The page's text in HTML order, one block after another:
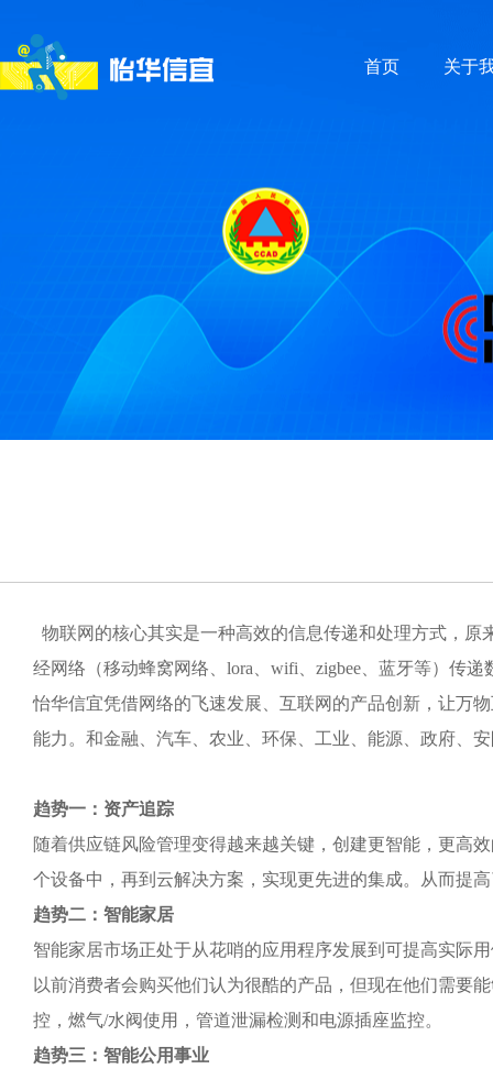
首页 关于
物联网的核心其实是一种高效的信息传递和处理方式，
经网络（移动蜂窝网络、 lora wifi zigbee 、蓝牙等）传
怡华信宜凭借网络的飞速发展 、互联网的产品创新，让万
能力。和金融、汽车、农业、环保、工业、能源、政府、
趋势一：资产追踪
随着供应链风险管理变得越来越关键，创建更智能，更高
个设备中，再到云解决方案，实现更先进的集成。从而提
趋势二：智能家居
智能家居市场正处于从花哨的应用程序发展到可提高实际
以前消费者会购买他们认为很酷的产品，但现在他们需要
控，燃气/水阀使用，管道泄漏检测和电源插座监控。
趋势三：智能公用事业